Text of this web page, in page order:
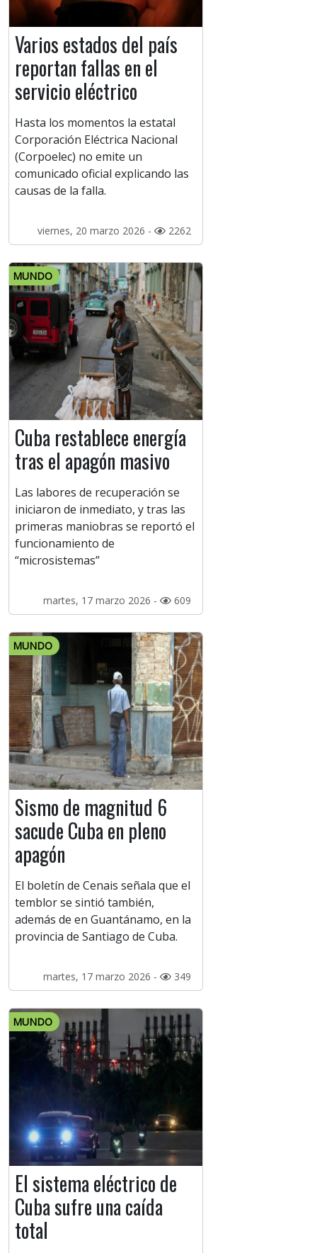
Varios estados del país
reportan fallas en el
servicio eléctrico
Hasta los momentos la estatal
Corporación Eléctrica Nacional
(Corpoelec) no emite un
comunicado oficial explicando las
causas de la falla.
viernes, 20 marzo 2026 - 2262
MUNDO
Cuba restablece energía
tras el apagón masivo
Las labores de recuperación se
iniciaron de inmediato, y tras las
primeras maniobras se reportó el
funcionamiento de
“microsistemas”
martes, 17 marzo 2026 - 609
MUNDO
Sismo de magnitud 6
sacude Cuba en pleno
apagón
El boletín de Cenais señala que el
temblor se sintió también,
además de en Guantánamo, en la
provincia de Santiago de Cuba.
martes, 17 marzo 2026 - 349
MUNDO
El sistema eléctrico de
Cuba sufre una caída
total